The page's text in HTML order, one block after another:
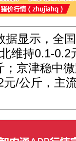
据显示，全
维持0.1-0.2
京津稳中
/公斤，主